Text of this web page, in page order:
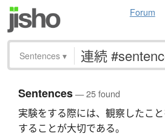
Forum
Sentences ▾
Sentences— 25 found
実験をする際には、観察したこ
することが大切である。